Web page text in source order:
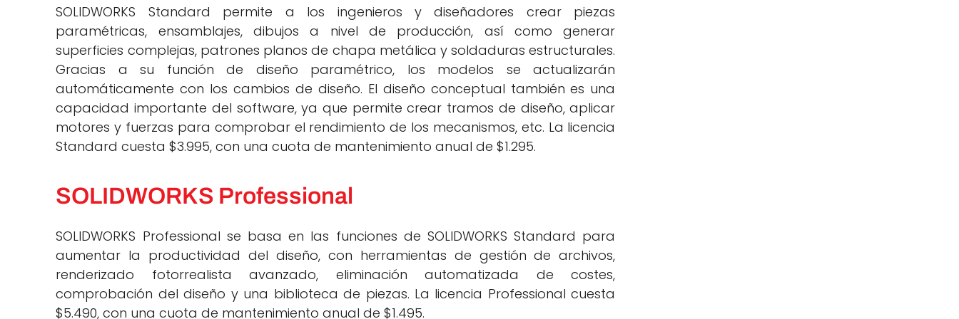
SOLIDWORKS Standard permite a los ingenieros y diseñadores crear piezas
paramétricas, ensamblajes, dibujos a nivel de producción, así como generar
superficies complejas, patrones planos de chapa metálica y soldaduras estructurales.
Gracias a su función de diseño paramétrico, los modelos se actualizarán
automáticamente con los cambios de diseño. El diseño conceptual también es una
capacidad importante del software, ya que permite crear tramos de diseño, aplicar
motores y fuerzas para comprobar el rendimiento de los mecanismos, etc. La licencia
Standard cuesta $3.995, con una cuota de mantenimiento anual de $1.295.
SOLIDWORKS Professional
SOLIDWORKS Professional se basa en las funciones de SOLIDWORKS Standard para
aumentar la productividad del diseño, con herramientas de gestión de archivos,
renderizado fotorrealista avanzado, eliminación automatizada de costes,
comprobación del diseño y una biblioteca de piezas. La licencia Professional cuesta
$5.490, con una cuota de mantenimiento anual de $1.495.